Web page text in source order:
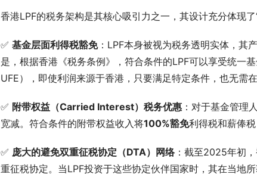
香港LPF的税务架构是其核心吸引力之一，其设计充分体现了
✅ 基金层面利得税豁免：LPF本身被视为税务透明实体，其
是，根据香港《税务条例》，符合条件的LPF可以享受统
UFE），即使利润来源于香港，只要满足特定条件，也无需在
✅ 附带权益（Carried Interest）税务优惠 ：对于基金管理
宽减。符合条件的附带权益收入将100%豁免利得税和薪俸
✅ 庞大的避免双重征税协定（DTA）网络：截至2025年初
重征税协定。当LPF投资于这些协定伙伴国家时，其在当地